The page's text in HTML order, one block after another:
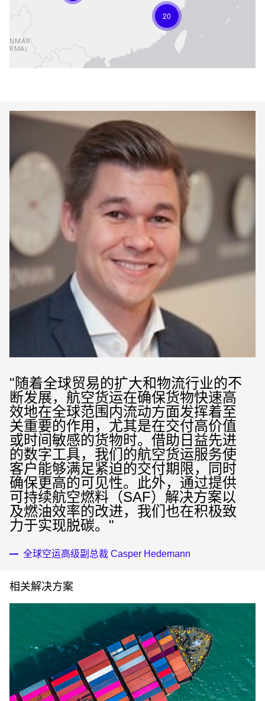
20
Keepeek
"随着全球贸易的扩大和物流行业的不
断发展，航空货运在确保货物快速高
效地在全球范围内流动方面发挥着至
关重要的作用，尤其是在交付高价值
或时间敏感的货物时。借助日益先进
的数字工具，我们的航空货运服务使
客户能够满足紧迫的交付期限，同时
确保更高的可见性。此外，通过提供
可持续航空燃料（SAF）解决方案以
及燃油效率的改进，我们也在积极致
力于实现脱碳。"
全球空运高级副总裁 Casper Hedemann
相关解决方案